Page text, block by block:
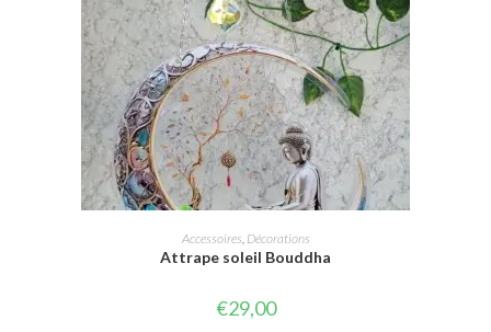
AJOUTER AU PANIER
Accessoires Décorations
Attrape soleil Bouddha
€29,00